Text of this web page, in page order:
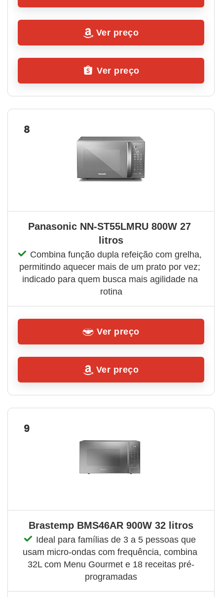
Ver preço
Ver preço
8
Panasonic NN-ST55LMRU 800W 27
litros
Combina função dupla refeição com grelha,
permitindo aquecer mais de um prato por vez;
indicado para quem busca mais agilidade na
rotina
Ver preço
Ver preço
9
Brastemp BMS46AR 900W 32 litros
Ideal para famílias de 3 a 5 pessoas que
usam micro-ondas com frequência, combina
32L com Menu Gourmet e 18 receitas pré-
programadas